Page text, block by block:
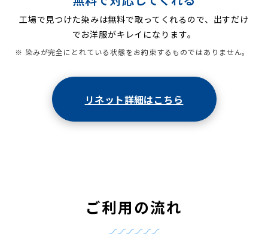
工場で見つけた染みは無料で取ってくれるので、出すだけ
でお洋服がキレイになります。
※ 染みが完全にとれている状態をお約束するものではありません。
リネット詳細はこちら
ご利用の流れ